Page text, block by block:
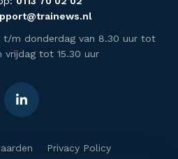
t/m donderdag van 8.30 uur tot
vrijdag tot 15.30 uur
Privacy Policy